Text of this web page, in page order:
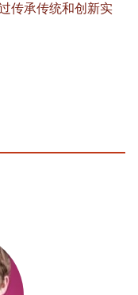
传承传统和创新实